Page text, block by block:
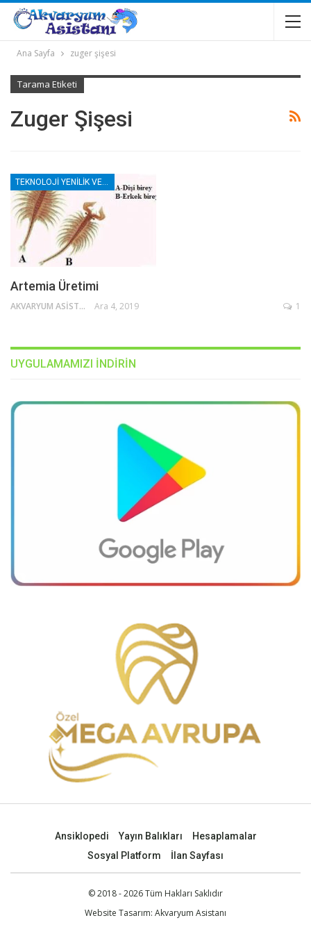
Ana Sayfa zuger şişesi
Tarama Etiketi
Zuger Şişesi
Artemia Üretimi
AKVARYUM ASISTANI Ara 4, 2019 1
UYGULAMAMIZI INDIRIN
Ansiklopedi Yayın Balıkları
Hesaplamalar
Sosyal Platform
İlan Sayfası
© 2018 - 2026 Tüm Hakları Saklıdır
Website Tasarım: Akvaryum Asistanı